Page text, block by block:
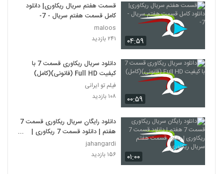
۰۴:۵۹
قسمت هفتم سريال ریکاوری| دانلود
کامل قسمت هفتم سريال - 7-
maloos
۲۴۱ بازدید
۰۰:۵۹
دانلود سریال ریکاوری قسمت 7 با
کیفیت Full HD (قانونی)(کامل)
فیلم تو ایرانی
۱۰۸ بازدید
۰۱:۰۰
دانلود رایگان سریال ریکاوری قسمت 7
هفتم | دانلود قسمت 7 ریکاوری |
دانلود قسمت هفتم سریال ریکاوری
jahangardi
۱۵۶ بازدید